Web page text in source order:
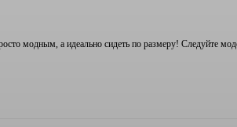
модным, а идеально сидеть по размеру! Следуйте